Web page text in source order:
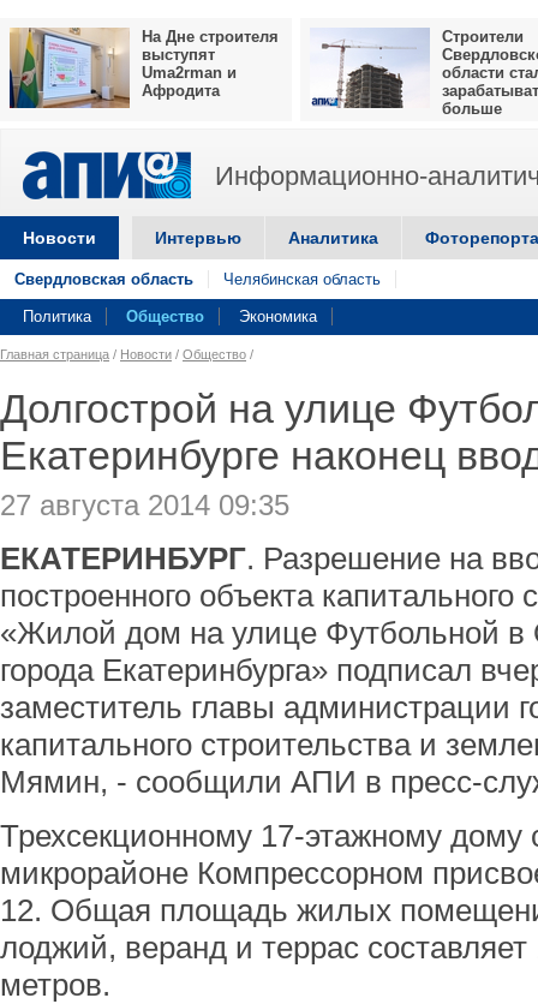
На Дне строителя
выступят
Uma2rman и
Афродита
Строители
области
больше
Информационно-
Новости Интервью Аналитика
Свердловская область Челябинская область
Политика Общество Экономика
Главная страница / Новости / Общество /
Долгострой на улице
Екатеринбурге наконец
27 августа 2014 09:35
ЕКАТЕРИНБУРГ. Разрешение на
построенного объекта капитального
«Жилой дом на улице Футбольной в
города Екатеринбурга» подписал
заместитель главы администрации
капитального строительства и
Мямин, - сообщили АПИ в пресс-
Трехсекционному 17-этажному дому
микрорайоне Компрессорном
12. Общая площадь жилых
лоджий, веранд и террас
метров.